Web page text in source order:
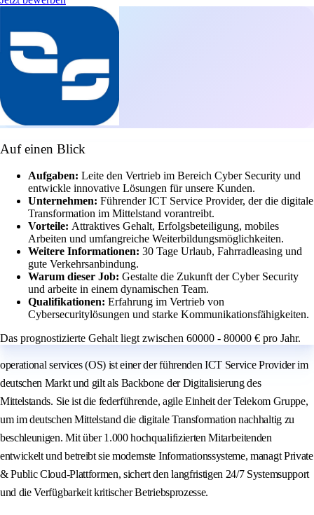
Auf einen Blick
Aufgaben: Leite den Vertrieb im Bereich Cyber Security und
entwickle innovative Lösungen für unsere Kunden.
Unternehmen: Führender ICT Service Provider, der die digitale
Transformation im Mittelstand vorantreibt.
Vorteile: Attraktives Gehalt, Erfolgsbeteiligung, mobiles
Arbeiten und umfangreiche Weiterbildungsmöglichkeiten.
Weitere Informationen: 30 Tage Urlaub, Fahrradleasing und
gute Verkehrsanbindung.
Warum dieser Job: Gestalte die Zukunft der Cyber Security
und arbeite in einem dynamischen Team.
Qualifikationen: Erfahrung im Vertrieb von
Cybersecuritylösungen und starke Kommunikationsfähigkeiten.
Das prognostizierte Gehalt liegt zwischen 60000 - 80000 € pro Jahr.
operational services (OS) ist einer der führenden ICT Service Provider im
deutschen Markt und gilt als Backbone der Digitalisierung des
Mittelstands. Sie ist die federführende, agile Einheit der Telekom Gruppe,
um im deutschen Mittelstand die digitale Transformation nachhaltig zu
beschleunigen. Mit über 1.000 hochqualifizierten Mitarbeitenden
entwickelt und betreibt sie modernste Informationssysteme, managt Private
& Public Cloud-Plattformen, sichert den langfristigen 24/7 Systemsupport
und die Verfügbarkeit kritischer Betriebsprozesse.